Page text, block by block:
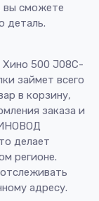
вы сможете
деталь.
500 J08C-
займет всего
в корзину,
заказа и
делает
регионе.
адресу.